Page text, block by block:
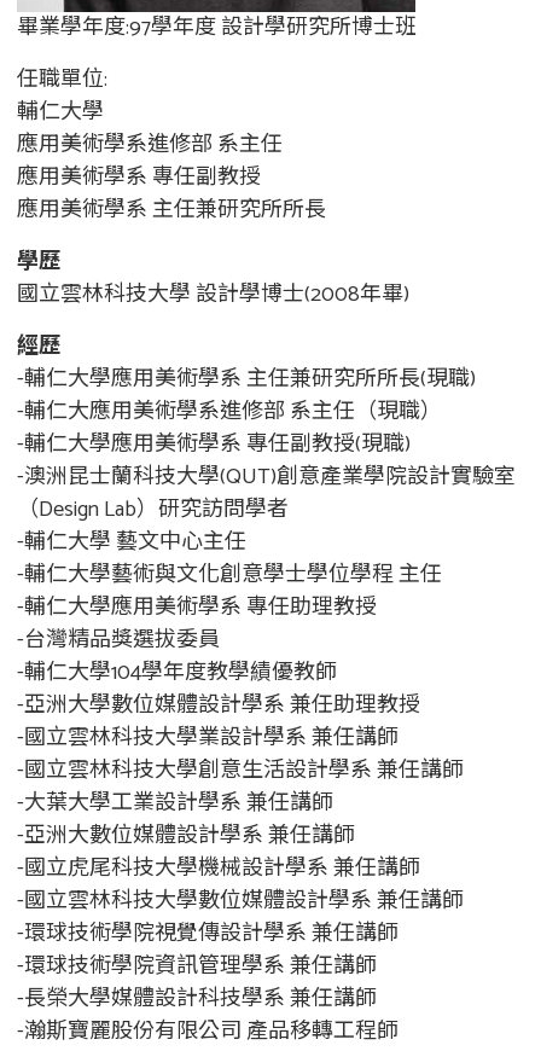
畢業學年度:97學年度 設計學研究所博士班
任職單位:
輔仁大學
應用美術學系進修部 系主任
應用美術學系 專任副教授
應用美術學系 主任兼研究所所長
學歷
國立雲林科技大學 設計學博士(2008年畢)
經歷
-輔仁大學應用美術學系 主任兼研究所所長(現職)
-輔仁大應用美術學系進修部 系主任（現職）
-輔仁大學應用美術學系 專任副教授(現職)
-澳洲昆士蘭科技大學(QUT)創意產業學院設計實驗室
（Design Lab）研究訪問學者
-輔仁大學 藝文中心主任
-輔仁大學藝術與文化創意學士學位學程 主任
-輔仁大學應用美術學系 專任助理教授
-台灣精品獎選拔委員
-輔仁大學104學年度教學績優教師
-亞洲大學數位媒體設計學系 兼任助理教授
-國立雲林科技大學業設計學系 兼任講師
-國立雲林科技大學創意生活設計學系 兼任講師
-大葉大學工業設計學系 兼任講師
-亞洲大數位媒體設計學系 兼任講師
-國立虎尾科技大學機械設計學系 兼任講師
-國立雲林科技大學數位媒體設計學系 兼任講師
-環球技術學院視覺傳設計學系 兼任講師
-環球技術學院資訊管理學系 兼任講師
-長榮大學媒體設計科技學系 兼任講師
-瀚斯寶麗股份有限公司 產品移轉工程師